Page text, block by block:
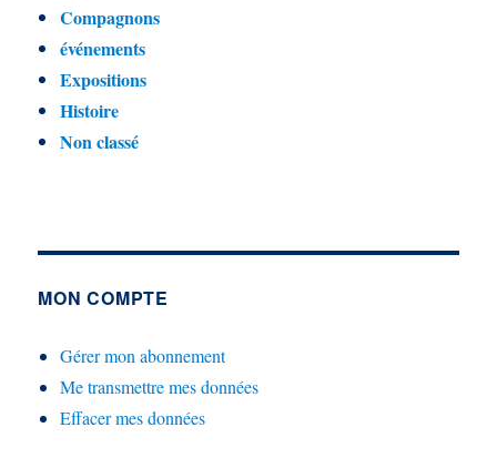
Compagnons
événements
Expositions
Histoire
Non classé
MON COMPTE
Gérer mon abonnement
Me transmettre mes données
Effacer mes données